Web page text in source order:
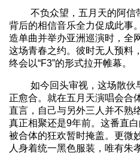
不负众望，五月天的阿信带
背后的相信音乐全力促成此事
造单曲并举办亚洲巡演时，全
这场青春之约。彼时无人预料
终会以“F3”的形式拉开帷幕。
如今回头审视，这场散伙
正愈合。就在五月天演唱会合
直言，自己与另外三人并不熟
真正相聚还是9年前。这番直
被合体的狂欢暂时掩盖。更微
人身着统一黑色服装，唯有朱